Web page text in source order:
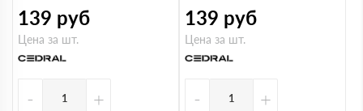
139 руб
Цена за шт.
- +
139 руб
Цена за шт.
- +